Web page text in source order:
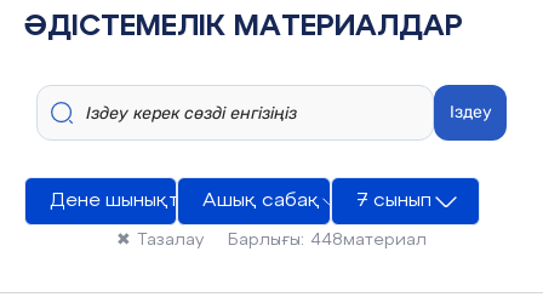
ӘДІСТЕМЕЛІК МАТЕРИАЛДАР
Іздеу
Дене шынықтыруАшық сабақ 7 сынып
✖ Тазалау Барлығы: 448материал